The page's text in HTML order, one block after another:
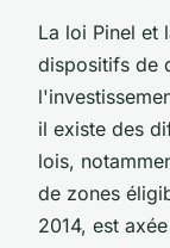
La loi Pinel et
dispositifs de
il existe des
lois,
de zones
2014, est